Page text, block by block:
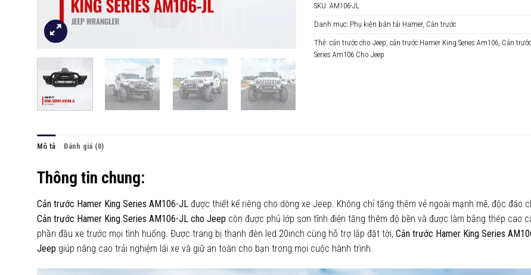
SKU: AM106-JL
Danh mục: Phụ kiện bán tải Hamer, Cản trước
Thẻ: cản trước cho Jeep cản trước Hamer King Series Am106, Cản
Series Am106 Cho Jeep
Mô tả Đánh giá (0)
Thông tin chung:
Cản trước Hamer King Series AM106-JL được thiết kế riêng cho dòng xe Jeep. Không chỉ tăng thêm vẻ ngoài mạnh mẽ, độc đáo
Cản trước Hamer King Series AM106-JL cho Jeep còn được phủ lớp sơn tĩnh điện tăng thêm độ bền và được làm bằng thép cao
phần đầu xe trước mọi tình huống. Được trang bị thanh đèn led 20inch cùng hỗ trợ lắp đặt tời, Cản trước Hamer King Series
Jeep giúp nâng cao trải nghiệm lái xe và giữ an toàn cho bạn trong mọi cuộc hành trình.